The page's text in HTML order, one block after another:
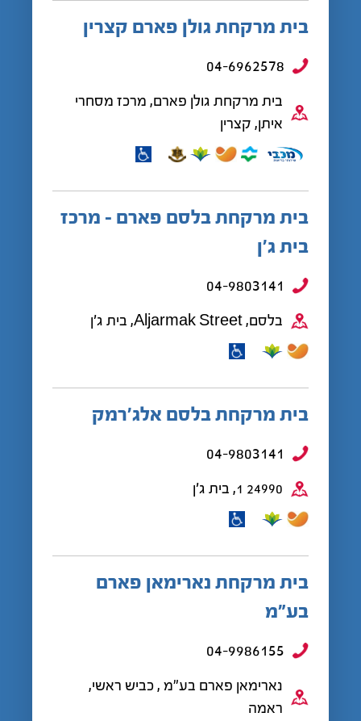
בית מרקחת גולן פארם קצרין
04-6962578
בית מרקחת גולן פארם, מרכז מסחרי
איתן, קצרין
בית מרקחת בלסם פארם - מרכז
בית ג'ן
04-9803141
בלסם, Aljarmak Street, בית ג'ן
בית מרקחת בלסם אלג'רמק
04-9803141
24990 1, בית ג'ן
בית מרקחת נארימאן פארם
בע”מ
04-9986155
נארימאן פארם בע"מ , כביש ראשי,
ראמה